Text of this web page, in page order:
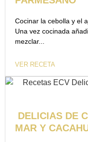
Cocinar la cebolla y el
Una vez cocinada
mezclar...
VER RECETA
DELICIAS DE
MAR Y